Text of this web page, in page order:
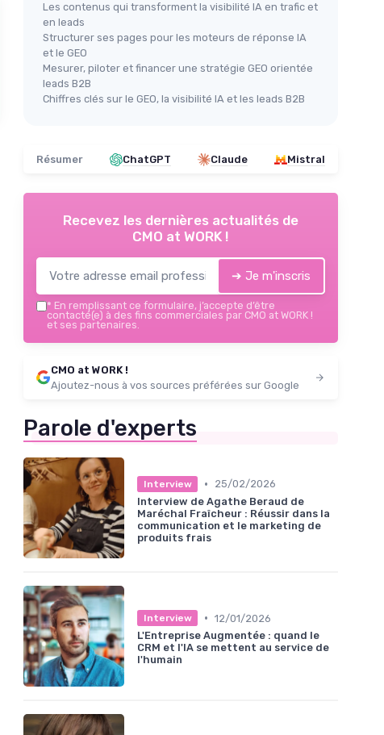
Les contenus qui transforment la visibilité IA en trafic et
en leads
Structurer ses pages pour les moteurs de réponse IA
et le GEO
Mesurer, piloter et financer une stratégie GEO orientée
leads B2B
Chiffres clés sur le GEO, la visibilité IA et les leads B2B
Résumer ChatGPT Claude Mistral
Recevez les dernières actualités de
CMO at WORK !
➔ Je m'inscris
* En remplissant ce formulaire, j’accepte d’être
contacté(e) à des fins commerciales par CMO at WORK !
et ses partenaires.
CMO at WORK !
Ajoutez-nous à vos sources préférées sur Google
Parole d'experts
Interview •
25/02/2026
Interview de Agathe Beraud de
Maréchal Fraîcheur : Réussir dans la
communication et le marketing de
produits frais
Interview • 12/01/2026
L'Entreprise Augmentée : quand le
CRM et l'IA se mettent au service de
l'humain